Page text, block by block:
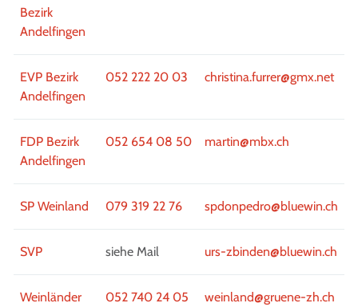
Bezirk
Andelfingen
EVP Bezirk
Andelfingen
052 222 20 03 christina.furrer@gmx.net
FDP Bezirk
Andelfingen
052 654 08 50 martin@mbx.ch
SP Weinland 079 319 22 76 spdonpedro@bluewin.ch
SVP siehe Mail urs-zbinden@bluewin.ch
Weinländer
052 740 24 05 weinland@gruene-zh.ch